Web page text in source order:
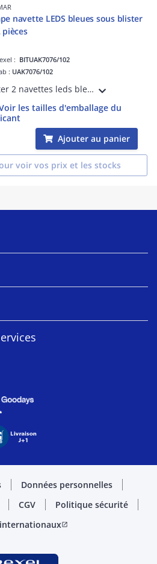
navette LEDS bleues sous blister
pièces
: BITUAK7076/102
: UAK7076/102
Blister 2 navettes leds bleues Pour éclairage portes étiquettes des platines de rue 12 Volts AC/DC
les tailles d'emballage du
Ajouter au panier
voir vos prix et les stocks
Données personnelles
CGV
Politique sécurité
open_in_new